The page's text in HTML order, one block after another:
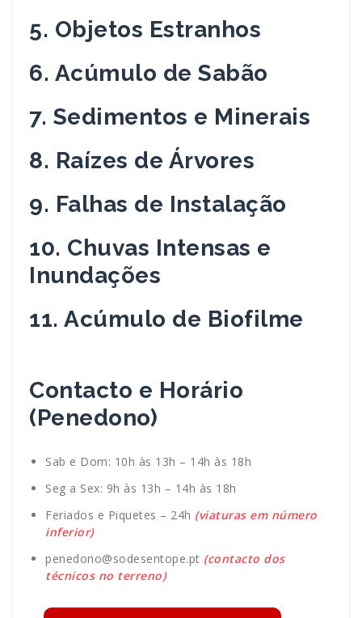
5. Objetos Estranhos
6. Acúmulo de Sabão
7. Sedimentos e Minerais
8. Raízes de Árvores
9. Falhas de Instalação
10. Chuvas Intensas e
Inundações
11. Acúmulo de Biofilme
Contacto e Horário
(Penedono)
Sab e Dom: 10h às 13h – 14h às 18h
Seg a Sex: 9h às 13h – 14h às 18h
Feriados e Piquetes – 24h (viaturas em número
inferior)
penedono@sodesentope.pt (contacto dos
técnicos no terreno)